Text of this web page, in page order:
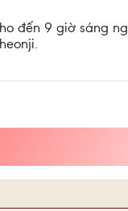
đến 9 giờ sáng